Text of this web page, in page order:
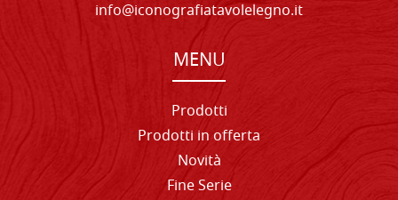
info@iconografiatavolelegno.it
MENU
Prodotti
Prodotti in offerta
Novità
Fine Serie